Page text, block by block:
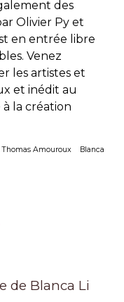
des
Olivier Py et
en entrée libre
Venez
les artistes et
et inédit au
la création
Thomas Amouroux Blanca
de Blanca Li